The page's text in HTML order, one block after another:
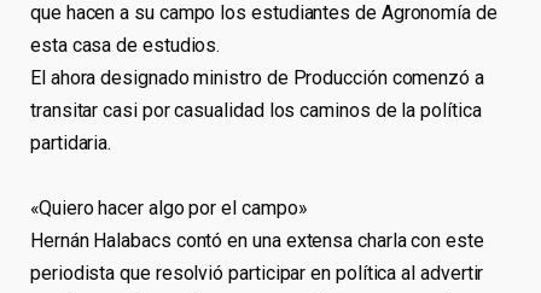
que hacen a su campo los estudiantes de Agronomía de
esta casa de estudios.
El ahora designado ministro de Producción comenzó a
transitar casi por casualidad los caminos de la política
partidaria.
«Quiero hacer algo por el campo»
Hernán Halabacs contó en una extensa charla con este
periodista que resolvió participar en política al advertir